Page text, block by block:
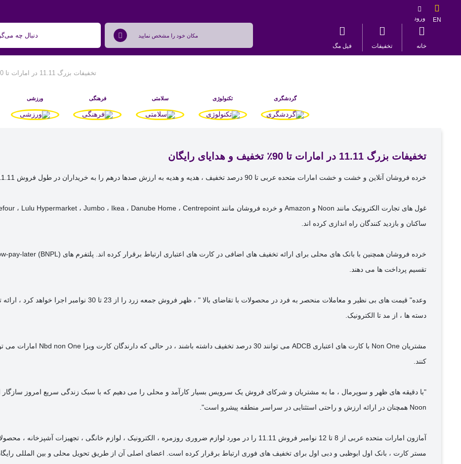
ورود EN
فیل مگ تخفیفات خانه
تخفیفات بزرگ 11.11 در امارات تا 90٪ تخفیف و هدایای رایگان
ورزشی فرهنگی سلامتی تکنولوژی گردشگری
تخفیفات بزرگ 11.11 در امارات تا 90٪ تخفیف و هدایای رایگان
خرده فروشان آنلاین و خشت و خشت امارات متحده عربی تا 90 درصد تخفیف ، هدیه و هدیه به ارزش صدها درهم را به خریداران در طول فروش 11.11 و جمعه زرد ارائه می دهند.
ساکنان و بازدید کنندگان راه اندازی کرده اند.
تقسیم پرداخت ها می دهند.
وعده" قیمت های بی نظیر و معاملات منحصر به فرد در محصولات با
دسته ها ، از مد تا الکترونیک.
کنند.
"با دقیقه های ظهر و سوپرمال ، ما به مشتریان و شرکای فروش یک سرویس بسیار کارآمد و محلی را می دهیم که با سبک زندگی سریع امروز
Noon همچنان در ارائه ارزش و راحتی استثنایی در سراسر منطقه پیشرو است".
آمازون امارات متحده عربی از 8 تا 12 نوامبر فروش 11.11 را در مورد لوازم ضروری روزمره ، الکترونیک ، لوازم خانگی ،
مستر کارت ، بانک اول ابوظبی و دبی اول برای تخفیف های فوری ارتباط برقرار کرده است. اعضای اصلی آن از طریق تحویل محلی و بین المللی